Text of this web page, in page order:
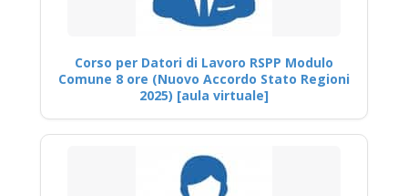
Corso per Datori di Lavoro RSPP Modulo
Comune 8 ore (Nuovo Accordo Stato Regioni
2025) [aula virtuale]